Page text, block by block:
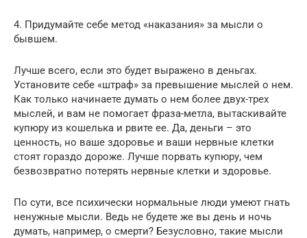
4. Придумайте себе метод «наказания» за мысли о
бывшем.
Лучше всего, если это будет выражено в деньгах.
Установите себе «штраф» за превышение мыслей о нем.
Как только начинаете думать о нем более двух-трех
мыслей, и вам не помогает фраза-метла, вытаскивайте
купюру из кошелька и рвите ее. Да, деньги – это
ценность, но ваше здоровье и ваши нервные клетки
стоят гораздо дороже. Лучше порвать купюру, чем
безвозвратно потерять нервные клетки и здоровье.
По сути, все психически нормальные люди умеют гнать
ненужные мысли. Ведь не будете же вы день и ночь
думать, например, о смерти? Безусловно, такие мысли